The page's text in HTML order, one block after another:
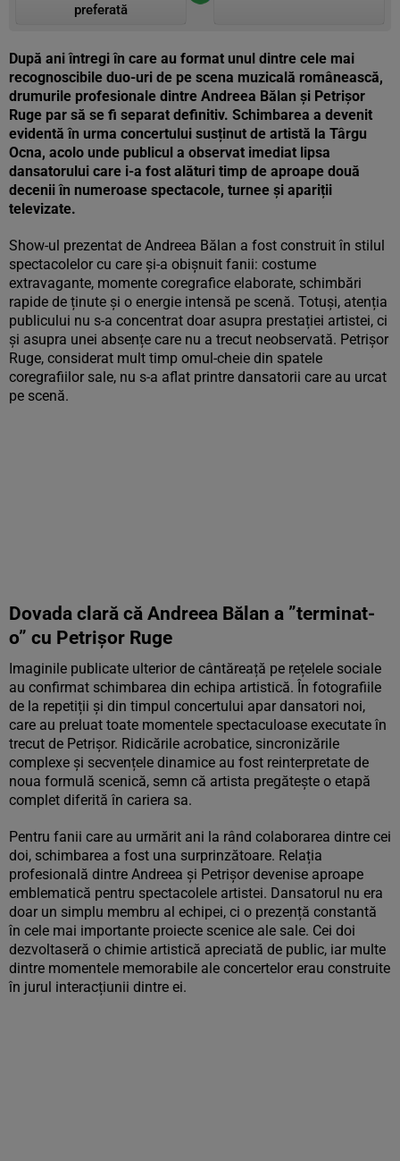
preferată
După ani întregi în care au format unul dintre cele mai
recognoscibile duo-uri de pe scena muzicală românească,
drumurile profesionale dintre Andreea Bălan și Petrișor
Ruge par să se fi separat definitiv. Schimbarea a devenit
evidentă în urma concertului susținut de artistă la Târgu
Ocna, acolo unde publicul a observat imediat lipsa
dansatorului care i-a fost alături timp de aproape două
decenii în numeroase spectacole, turnee și apariții
televizate.
Show-ul prezentat de Andreea Bălan a fost construit în stilul
spectacolelor cu care și-a obișnuit fanii: costume
extravagante, momente coregrafice elaborate, schimbări
rapide de ținute și o energie intensă pe scenă. Totuși, atenția
publicului nu s-a concentrat doar asupra prestației artistei, ci
și asupra unei absențe care nu a trecut neobservată. Petrișor
Ruge, considerat mult timp omul-cheie din spatele
coregrafiilor sale, nu s-a aflat printre dansatorii care au urcat
pe scenă.
Dovada clară că Andreea Bălan a ”terminat-
o” cu Petrișor Ruge
Imaginile publicate ulterior de cântăreață pe rețelele sociale
au confirmat schimbarea din echipa artistică. În fotografiile
de la repetiții și din timpul concertului apar dansatori noi,
care au preluat toate momentele spectaculoase executate în
trecut de Petrișor. Ridicările acrobatice, sincronizările
complexe și secvențele dinamice au fost reinterpretate de
noua formulă scenică, semn că artista pregătește o etapă
complet diferită în cariera sa.
Pentru fanii care au urmărit ani la rând colaborarea dintre cei
doi, schimbarea a fost una surprinzătoare. Relația
profesională dintre Andreea și Petrișor devenise aproape
emblematică pentru spectacolele artistei. Dansatorul nu era
doar un simplu membru al echipei, ci o prezență constantă
în cele mai importante proiecte scenice ale sale. Cei doi
dezvoltaseră o chimie artistică apreciată de public, iar multe
dintre momentele memorabile ale concertelor erau construite
în jurul interacțiunii dintre ei.